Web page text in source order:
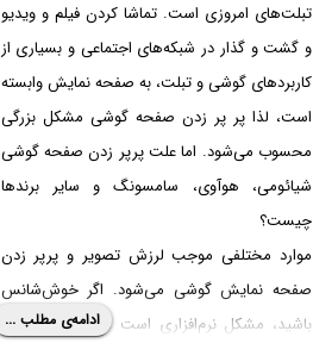
تبلت‌های امروزی است. تماشا کردن فیلم و ویدیو
و گشت و گذار در شبکه‌های اجتماعی و بسیاری از
کاربردهای گوشی و تبلت، به صفحه نمایش وابسته
است، لذاپر پر زدن صفحه گوشی مشکل بزرگی
محسوب می‌شود. اماعلت پرپر زدن صفحه گوشی
شیائومی، هوآوی، سامسونگ و سایر برندها
چیست؟
موارد مختلفی موجب لرزش تصویر و پرپر زدن
صفحه نمایش گوشی می‌شود. اگر خوش‌شانس
باشید، مشکل نرم‌افزاری است اما معمولاً مشکل
ادامه‌ی مطلب ...